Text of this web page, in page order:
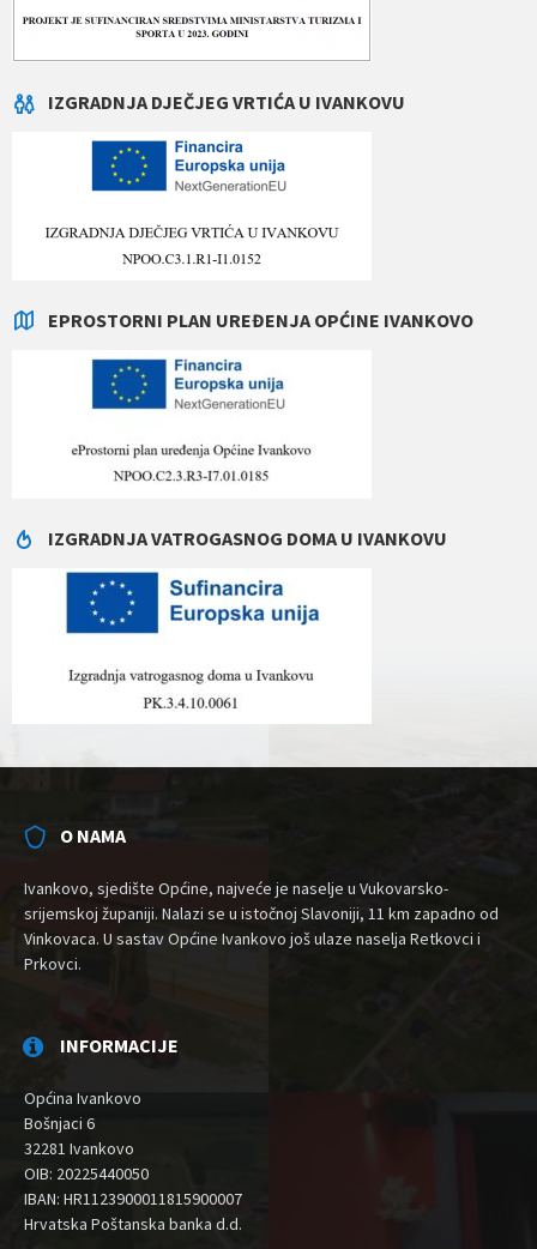
IZGRADNJA DJEČJEG VRTIĆA U IVANKOVU
EPROSTORNI PLAN UREĐENJA OPĆINE IVANKOVO
IZGRADNJA VATROGASNOG DOMA U IVANKOVU
O NAMA
Ivankovo, sjedište Općine, najveće je naselje u Vukovarsko-
srijemskoj županiji. Nalazi se u istočnoj Slavoniji, 11 km zapadno od
Vinkovaca. U sastav Općine Ivankovo još ulaze naselja Retkovci i
Prkovci.
INFORMACIJE
Općina Ivankovo
Bošnjaci 6
32281 Ivankovo
OIB: 20225440050
IBAN: HR1123900011815900007
Hrvatska Poštanska banka d.d.